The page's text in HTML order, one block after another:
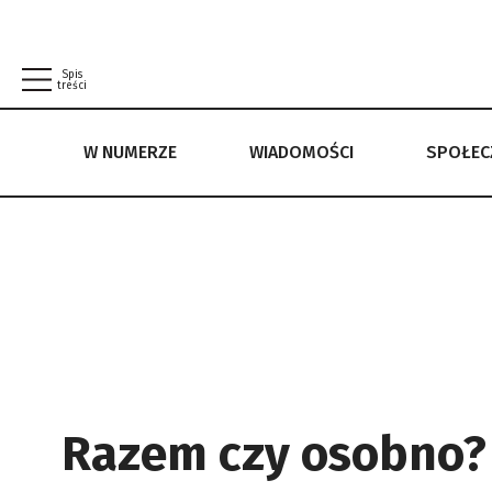
Spis
treści
W NUMERZE WIADOMOŚCI
W NUMERZE WIADOMOŚCI SPOŁECZEŃSTWO
Razem czy